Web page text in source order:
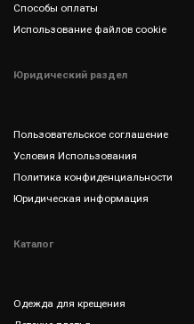
Способы оплаты
Использование файлов cookie
Юридический раздел
Пользовательское соглашение
Условия Использования
Политика конфиденциальности
Юридическая информация
Каталог
Одежда для крещения